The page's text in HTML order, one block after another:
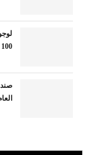
100 قرض فقط للإعلان عنهم قريبا